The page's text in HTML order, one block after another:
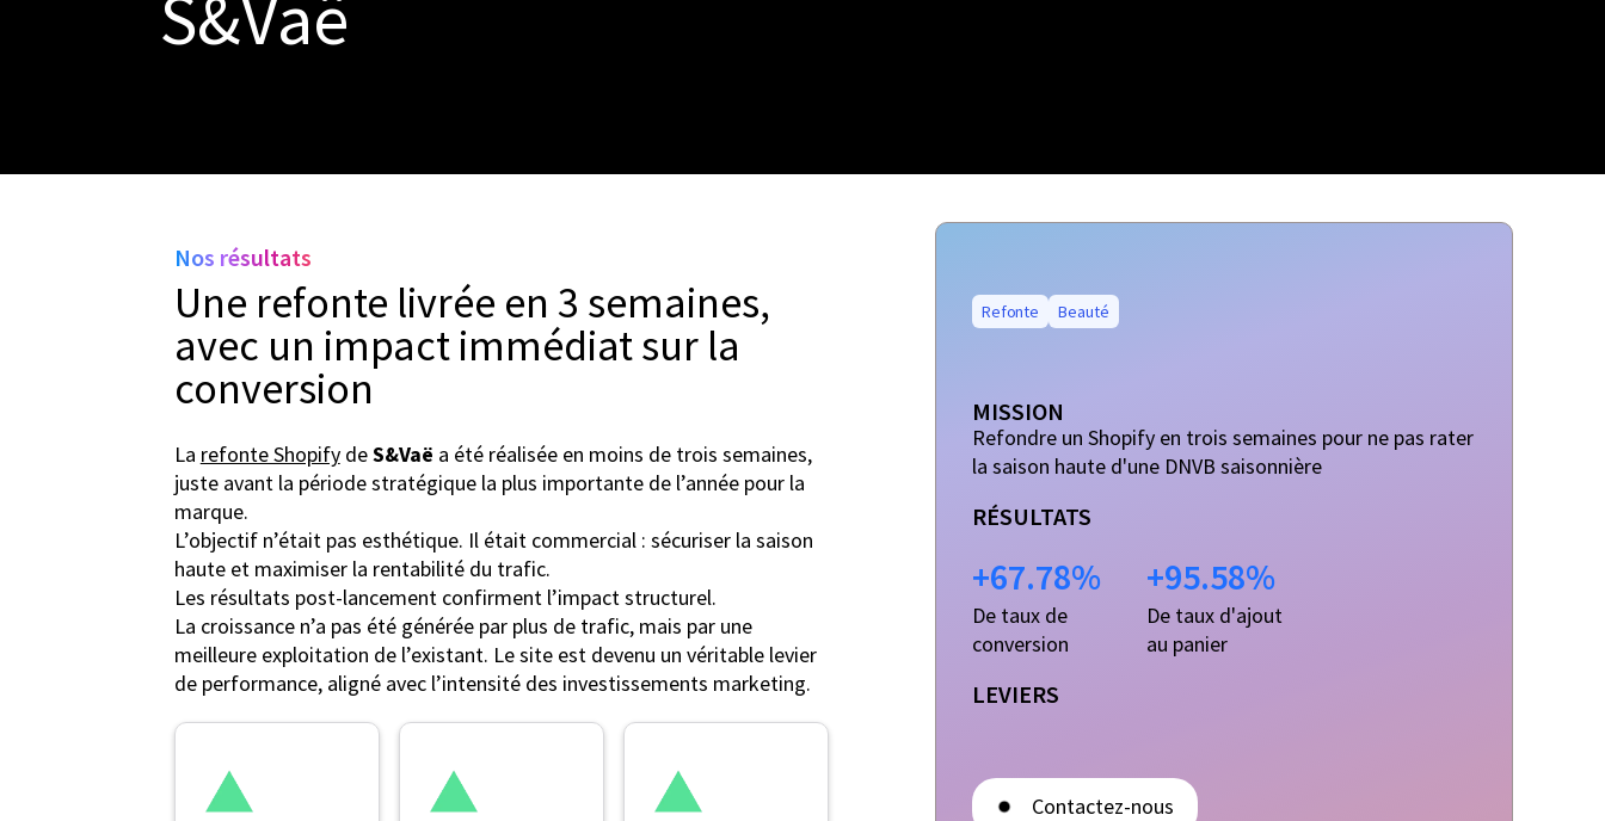
S&Vaë
Nos résultats
Une refonte livrée en 3 semaines,
avec un impact immédiat sur la
conversion
La refonte ShopifydeS&Vaë a été réalisée en moins de trois semaines,
juste avant la période stratégique la plus importante de l’année pour la
marque.
L’objectif n’était pas esthétique. Il était commercial : sécuriser la saison
haute et maximiser la rentabilité du trafic.
Les résultats post-lancement confirment l’impact structurel.
La croissance n’a pas été générée par plus de trafic, mais par une
meilleure exploitation de l’existant. Le site est devenu un véritable levier
de performance, aligné avec l’intensité des investissements marketing.
Refonte Beauté
MISSION
Refondre un Shopify en trois semaines pour ne pas rater
la saison haute d'une DNVB saisonnière
RÉSULTATS
+67.78%
De taux de
conversion
+95.58%
De taux d'ajout
au panier
LEVIERS
Contactez-nous